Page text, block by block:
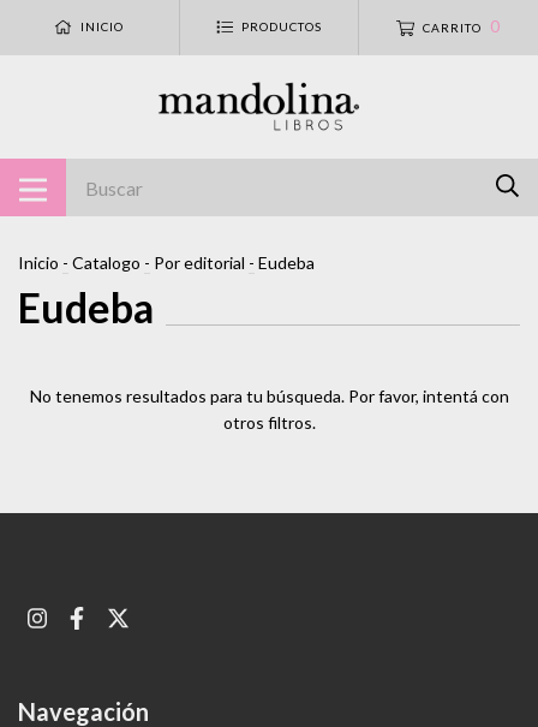
INICIO PRODUCTOS CARRITO 0
Inicio - Catalogo - Por editorial - Eudeba
Eudeba
No tenemos resultados para tu búsqueda. Por favor, intentá con
otros filtros.
Navegación